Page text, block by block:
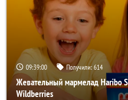
09:38:58 Получили:614
Жевательный мармелад Haribo
Wildberries